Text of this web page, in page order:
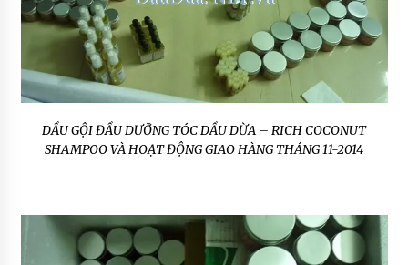
DẦU GỘI ĐẦU DƯỠNG TÓC DẦU DỪA – RICH COCONUT
SHAMPOO VÀ HOẠT ĐỘNG GIAO HÀNG THÁNG 11-2014